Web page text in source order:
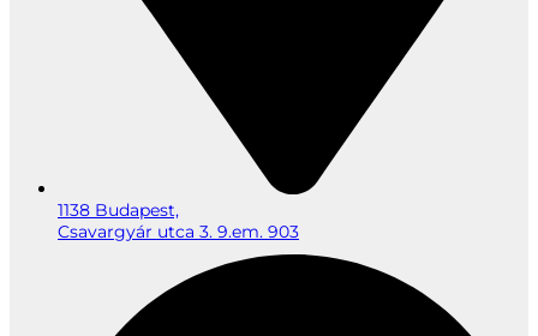
1138 Budapest,
Csavargyár utca 3. 9.em. 903